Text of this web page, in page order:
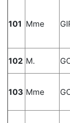
101 Mme
102 M.
103 Mme